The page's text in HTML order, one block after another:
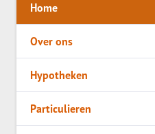
Home
Over ons
Hypotheken
Particulieren